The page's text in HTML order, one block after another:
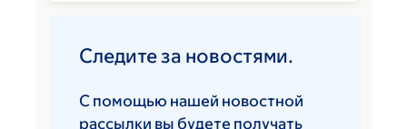
Следите за новостями.
С помощью нашей новостной
рассылки вы будете получать